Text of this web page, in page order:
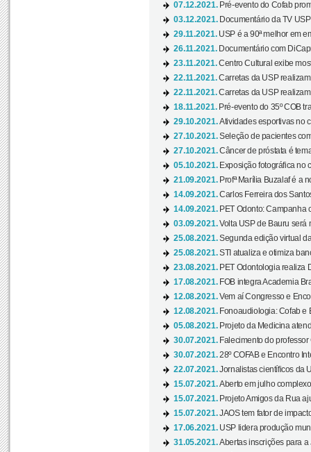
07.12.2021. Pré-evento do Cofab
03.12.2021. Documentário da TV
29.11.2021. USP é a 90ª melhor em
26.11.2021. Documentário com
23.11.2021.Centro Cultural exibe
22.11.2021.Carretas da USP
22.11.2021.Carretas da USP
18.11.2021. Pré-evento do 35º COB
29.10.2021.Atividades esportivas no
27.10.2021.Seleção de pacientes
27.10.2021.Câncer de próstata é
05.10.2021. Exposição fotográfica no
21.09.2021. Profª Marília Buzalaf é a
14.09.2021.Carlos Ferreira dos
14.09.2021. PET Odonto: Campanha
03.09.2021.Volta USP de Bauru será
25.08.2021.Segunda edição virtual
25.08.2021.STI atualiza e otimiza
23.08.2021. PET Odontologia realiza
17.08.2021. FOB integra Academia
12.08.2021.Vem aí Congresso e
12.08.2021. Fonoaudiologia: Cofab e
05.08.2021. Projeto da Medicina
30.07.2021. Falecimento do
30.07.2021.28º COFAB e Encontro
22.07.2021.Jornalistas científicos da
15.07.2021.Aberto em julho
15.07.2021. Projeto Amigos da Rua
15.07.2021.JAOS tem fator de
17.06.2021. USP lidera produção
31.05.2021.Abertas inscrições para